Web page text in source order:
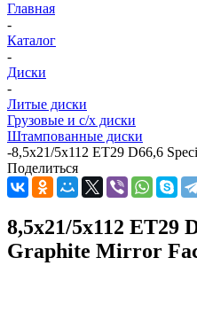
Главная
-
Каталог
-
Диски
-
Литые диски
Грузовые и с/х диски
Штампованные диски
-8,5x21/5x112 ET29 D66,6
Поделиться
8,5x21/5x112 ET29
Graphite Mirror